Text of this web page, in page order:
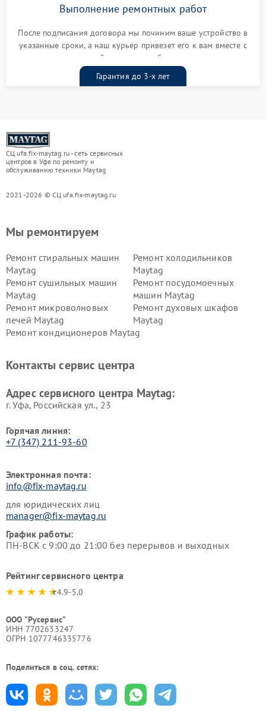
Выполнение ремонтных работ
После подписания договора мы починим ваше устройство в
указанные сроки, а наш курьер привезет его к вам вместе с
гарантийным талоном бесплатно
Гарантия до 3-х лет
СЦ ufa.fix-maytag.ru - сеть сервисных
центров в Уфе по ремонту и
обслуживанию техники Maytag
2021-2026 © СЦ ufa.fix-maytag.ru
Мы ремонтируем
Ремонт стиральных машин
Maytag
Ремонт холодильников
Maytag
Ремонт сушильных машин
Maytag
Ремонт посудомоечных
машин Maytag
Ремонт микроволновых
печей Maytag
Ремонт духовых шкафов
Maytag
Ремонт кондиционеров Maytag
Контакты сервис центра
Адрес сервисного центра Maytag:
г. Уфа, Российская ул., 23
Горячая линия:
+7 (347) 211-93-60
Электронная почта:
info@fix-maytag.ru
для юридических лиц
manager@fix-maytag.ru
График работы:
ПН-ВСК с 9:00 до 21:00 без перерывов и выходных
Рейтинг сервисного центра
4.9-5.0
ООО "Русервис"
ИНН 7702633247
ОГРН 1077746335776
Поделиться в соц. сетях: